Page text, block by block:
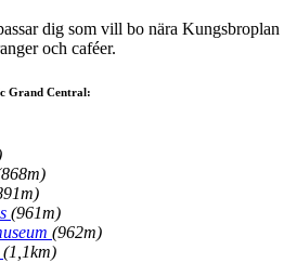
dig som vill bo nära Kungsbroplan
och caféer.
Grand Central:
(961m)
(962m)
(1,1km)